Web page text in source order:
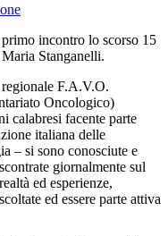
incontro lo scorso 15
Stanganelli.
F.A.V.O.
Oncologico)
calabresi facente parte
italiana delle
– si sono conosciute e
giornalmente sul
ed esperienze,
ed essere parte attiva